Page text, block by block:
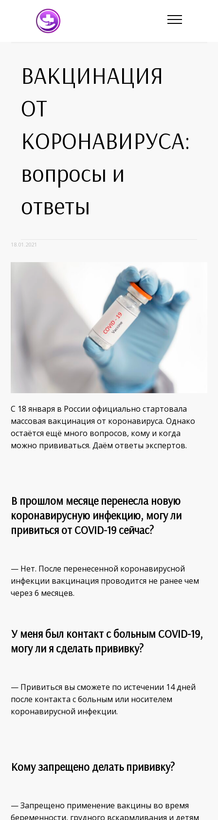
ВАКЦИНАЦИЯ
ОТ
КОРОНАВИРУСА:
вопросы и
ответы
18.01.2021
С 18 января в России официально стартовала
массовая вакцинация от коронавируса. Однако
остаётся ещё много вопросов, кому и когда
можно прививаться. Даём ответы экспертов.
В прошлом месяце перенесла новую
коронавирусную инфекцию, могу ли
привиться от COVID-19 сейчас?
— Нет. После перенесенной коронавирусной
инфекции вакцинация проводится не ранее чем
через 6 месяцев.
У меня был контакт с больным COVID-19,
могу ли я сделать прививку?
— Привиться вы сможете по истечении 14 дней
после контакта с больным или носителем
коронавирусной инфекции.
Кому запрещено делать прививку?
— Запрещено применение вакцины во время
беременности, грудного вскармливания и детям